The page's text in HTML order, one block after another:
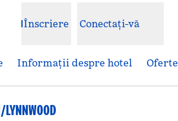
Înscriere Conectați-vă
Informații despre hotel Oferte